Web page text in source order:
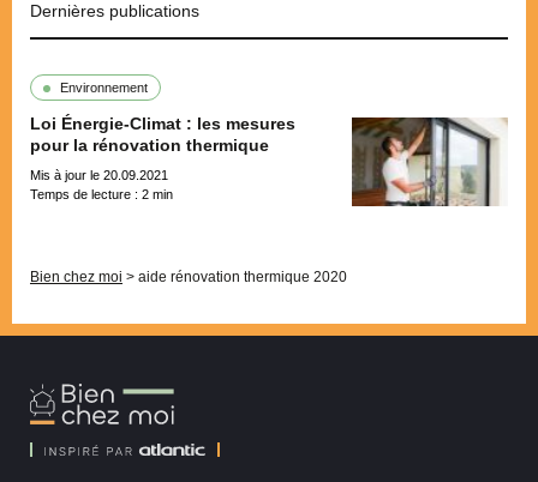
Dernières publications
Environnement
Loi Énergie-Climat : les mesures
pour la rénovation thermique
Mis à jour le 20.09.2021
Temps de lecture : 2 min
Bien chez moi > aide rénovation thermique 2020
Bien
Chez